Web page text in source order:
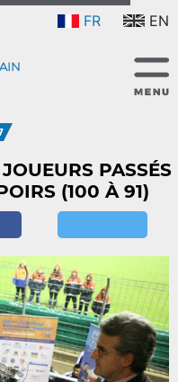
FR EN
PASSÉS
(100 À 91)